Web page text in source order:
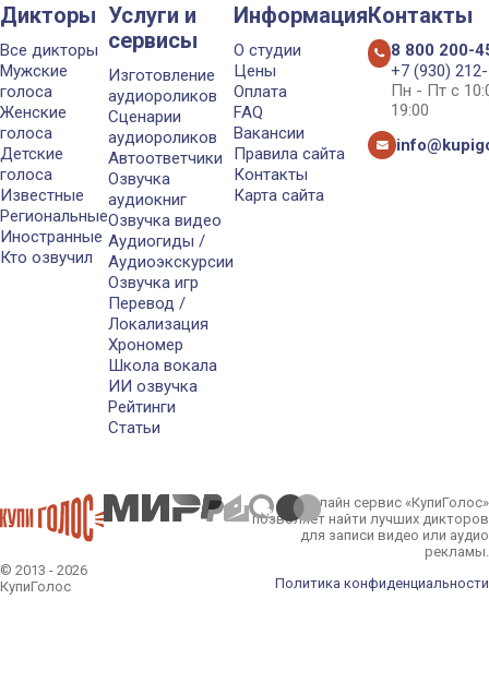
Дикторы
Все дикторы
Мужские
голоса
Женские
голоса
Детские
голоса
Известные
Региональные
Иностранные
Кто озвучил
Услуги и
сервисы
Изготовление
аудиороликов
Сценарии
аудиороликов
Автоответчики
Озвучка
аудиокниг
Озвучка видео
Аудиогиды /
Аудиоэкскурсии
Озвучка игр
Перевод /
Локализация
Хрономер
Школа вокала
ИИ озвучка
Рейтинги
Статьи
Информация
О студии
Цены
Оплата
FAQ
Вакансии
Правила сайта
Контакты
Карта сайта
Контакты
8 800 200-
+7 (930)
Пн - Пт с
19:00
© 2013 - 2026
КупиГолос
Онлайн сервис «КупиГолос»
позволяет найти лучших дикторов
для записи видео или аудио
рекламы.
Политика конфиденциальности